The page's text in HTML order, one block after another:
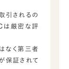
引されるの
は厳密な評
なく第三者
保証されて